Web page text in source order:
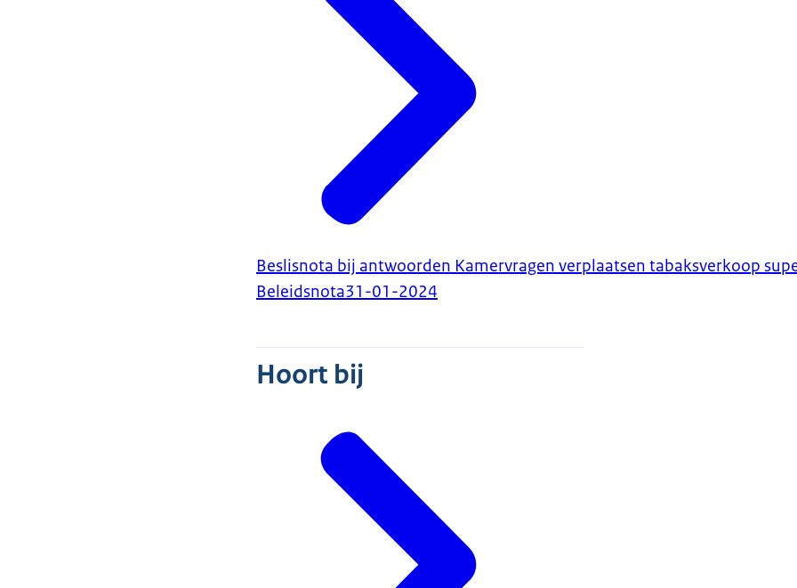
Beslisnota bij antwoorden Kamervragen verplaatsen tabaksverkoop
Beleidsnota31-01-2024
Hoort bij